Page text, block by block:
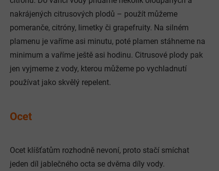
nakrájených citrusových plodů – použít můžeme
pomeranče, citróny, limetky či grapefruity. Na silném
plamenu je vaříme asi minutu, poté plamen stáhneme na
minimum a vaříme ještě asi hodinu. Citrusové plody pak
jen vyjmeme z vody, kterou můžeme po vychladnutí
používat jako skvělý repelent.
Ocet
Ocet klíšťatům rozhodně nevoní, proto stačí smíchat
jeden díl jablečného octa se dvěma díly vody.